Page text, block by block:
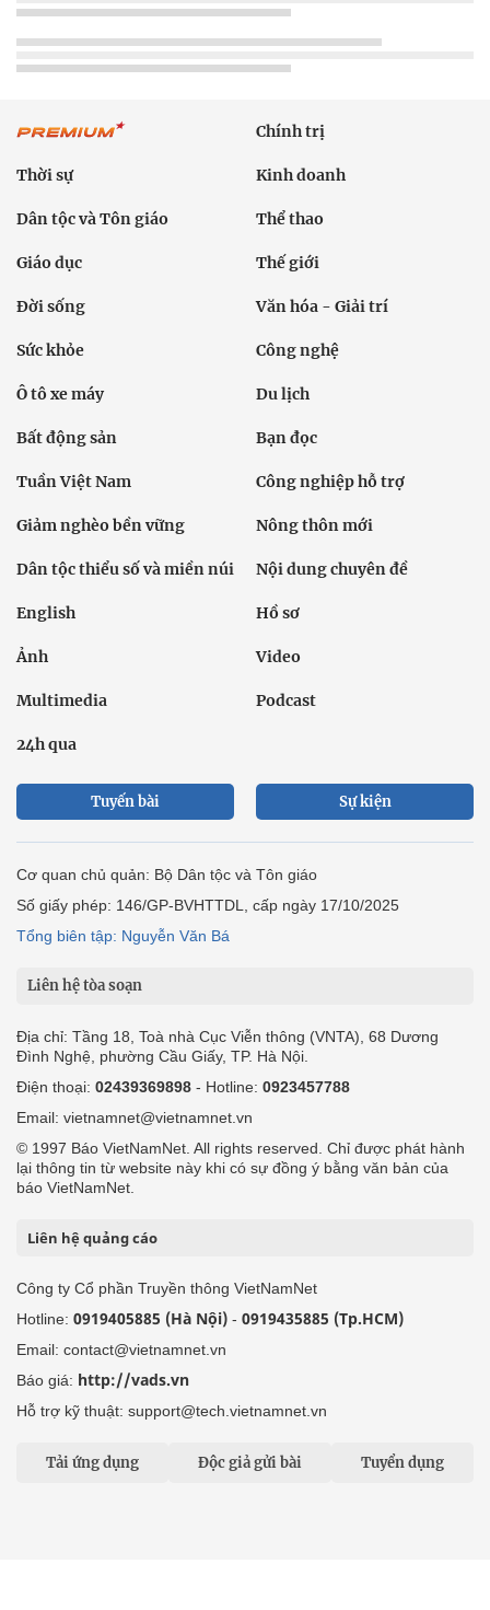
Chính trị
Thời sự Kinh doanh
Dân tộc và Tôn giáo Thể thao
Giáo dục Thế giới
Đời sống Văn hóa - Giải trí
Sức khỏe Công nghệ
Ô tô xe máy Du lịch
Bất động sản Bạn đọc
Tuần Việt Nam Công nghiệp hỗ trợ
Giảm nghèo bền vững Nông thôn mới
Dân tộc thiểu số và miền núi Nội dung chuyên đề
English Hồ sơ
Ảnh Video
Multimedia Podcast
24h qua
Tuyến bài Sự kiện
Cơ quan chủ quản: Bộ Dân tộc và Tôn giáo
Số giấy phép: 146/GP-BVHTTDL, cấp ngày 17/10/2025
Tổng biên tập: Nguyễn Văn Bá
Liên hệ tòa soạn
Địa chỉ: Tầng 18, Toà nhà Cục Viễn thông (VNTA), 68 Dương
Đình Nghệ, phường Cầu Giấy, TP. Hà Nội.
Điện thoại: 02439369898 - Hotline: 0923457788
Email: vietnamnet@vietnamnet.vn
© 1997 Báo VietNamNet. All rights reserved. Chỉ được phát hành
lại thông tin từ website này khi có sự đồng ý bằng văn bản của
báo VietNamNet.
Liên hệ quảng cáo
Công ty Cổ phần Truyền thông VietNamNet
Hotline: 0919405885 (Hà Nội) - 0919435885 (Tp.HCM)
Email: contact@vietnamnet.vn
Báo giá: http://vads.vn
Hỗ trợ kỹ thuật: support@tech.vietnamnet.vn
Tải ứng dụng Độc giả gửi bài Tuyển dụng